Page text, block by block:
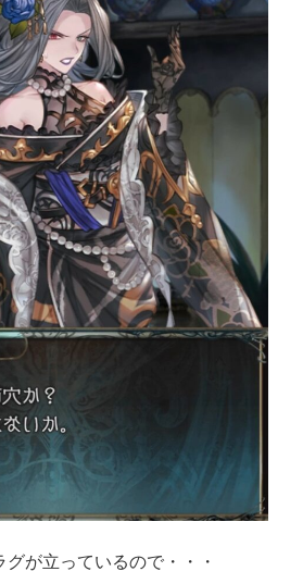
が立っているので・・・